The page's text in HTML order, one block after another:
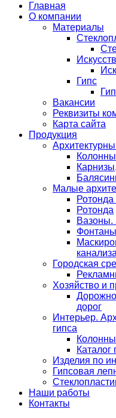
Главная
О компании
Материалы
Гипс
Вакансии
Реквизиты
Карта сайта
Продукция
Малые
Ротонда
Вазоны.
Городская
Хозяйство и
дорог
Интерьер.
гипса
Каталог
Изделия по
Гипсовая
Наши работы
Контакты